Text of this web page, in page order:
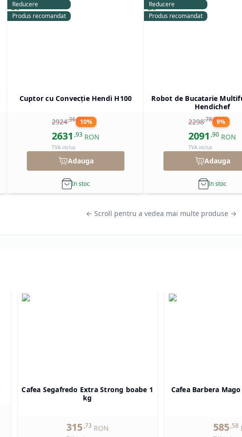
Reducere
Produs recomandat
Cuptor cu Convecție Hendi H100
2924,36 10%
2631 ,93 RON
TVA inclus
Adauga
In stoc
Reducere
Produs recomandat
Robot de Bucatarie
Hendichef
2298,78 9%
2091 ,90 RON
TVA inclus
Adauga
In stoc
← Scroll pentru a vedea mai multe produse →
Cafea Segafredo Extra Strong boabe 1
kg
315,73 RON
Cafea Barbera
585,58